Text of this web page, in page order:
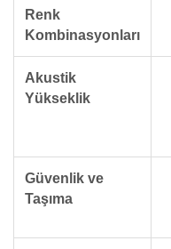
Renk
Kombinasyonları
Akustik
Yükseklik
Güvenlik ve
Taşıma